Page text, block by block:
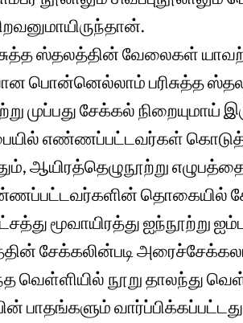
ஸ்தலத்தின் வேலைகள்
பொன்னெல்லாம் பரிசுத்த
முப்பது சேக்கல் நிறையுமாய்
எண்ணப்பட்டவர்கள் கொடுத்த
ஆயிரத்தெழுநூற்று
தொகையில்
மூவாயிரத்து ஐந்நூற்று
சேக்கலின்படி
வெள்ளியில் நூறு தாலந்து
பாதங்களும்